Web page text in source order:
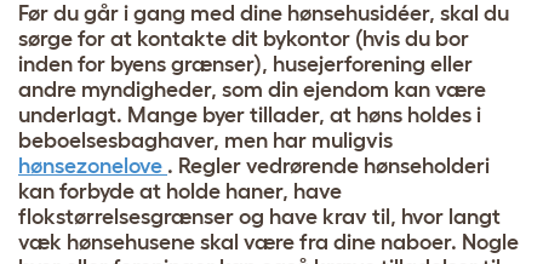
Før du går i gang med dine hønsehusidéer, skal du
sørge for at kontakte dit bykontor (hvis du bor
inden for byens grænser), husejerforening eller
andre myndigheder, som din ejendom kan være
underlagt. Mange byer tillader, at høns holdes i
beboelsesbaghaver, men har muligvis
hønsezonelove . Regler vedrørende hønseholderi
kan forbyde at holde haner, have
flokstørrelsesgrænser og have krav til, hvor langt
væk hønsehusene skal være fra dine naboer. Nogle